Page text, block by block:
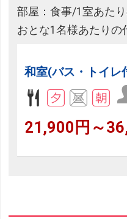
部屋：食事/1室あた
おとな1名様あたりの
和室(バス・トイレ
21,900円～